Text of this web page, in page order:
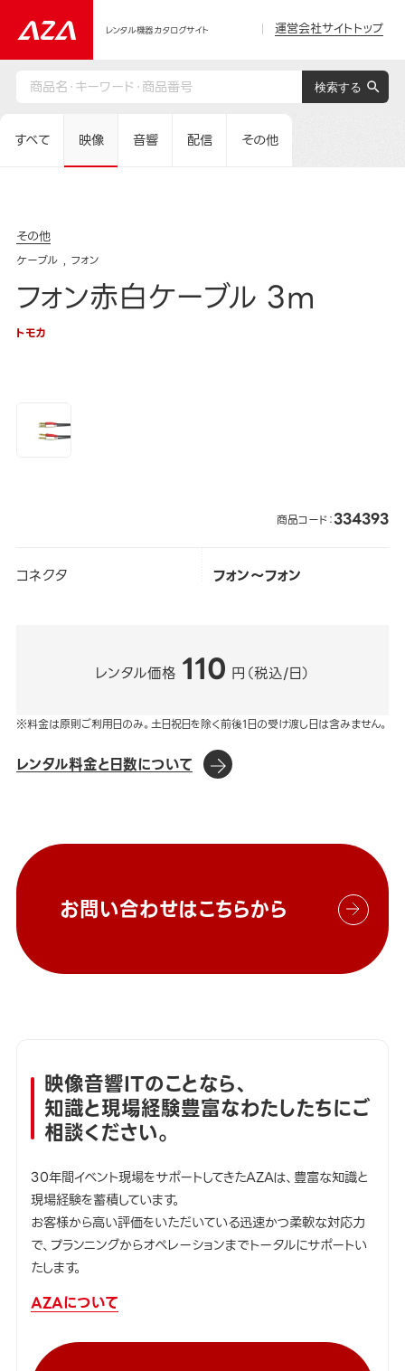
レンタル機器カタログサイト 運営会社サイトトップ
すべて 映像 音響 配信 その他
その他
ケーブル フォン
フォン赤白ケーブル 3m
トモカ
商品コード：334393
コネクタ フォン～フォン
レンタル価格 110 円（税込/日）
※料金は原則ご利用日のみ。土日祝日を除く前後1日の受け渡し日は含みません。
レンタル料金と日数について
お問い合わせはこちらから
映像音響ITのことなら、
知識と現場経験豊富なわたしたちにご
相談ください。
30年間イベント現場をサポートしてきたAZAは、豊富な知識と
現場経験を蓄積しています。
お客様から高い評価をいただいている迅速かつ柔軟な対応力
で、プランニングからオペレーションまでトータルにサポートい
たします。
AZAについて